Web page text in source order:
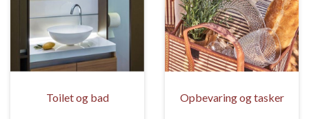
Toilet og bad Opbevaring og tasker